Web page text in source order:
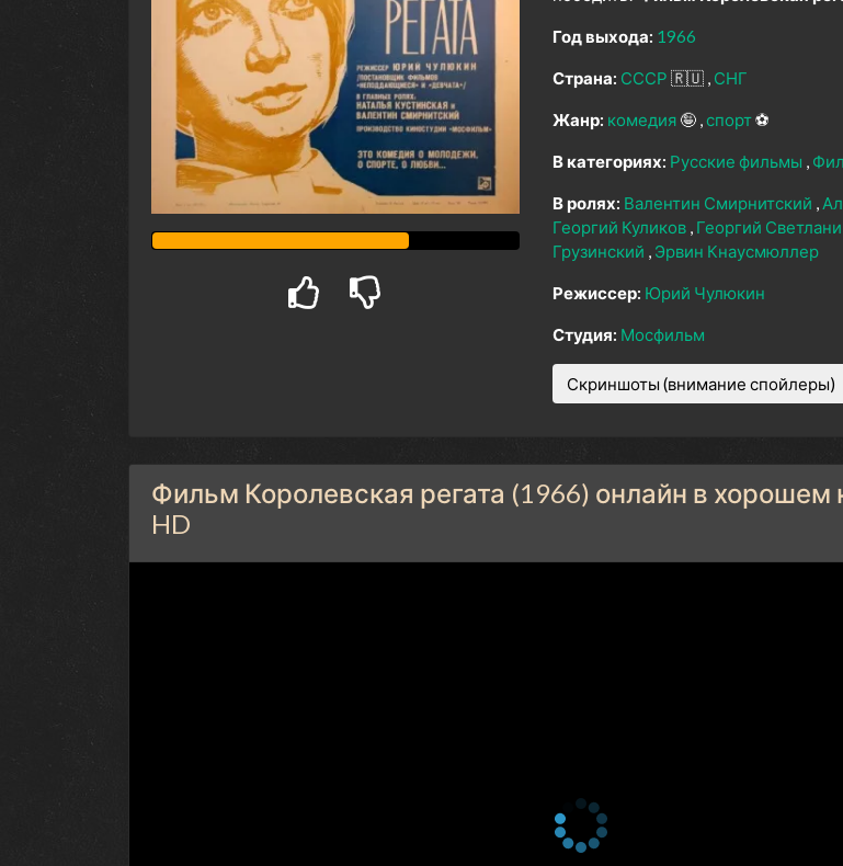
Год выхода: 1966
Страна: СССР 🇷🇺 СНГ
Жанр: комедия 🤪 спорт⚽
В категориях: Русские фильмы
В ролях: Валентин Смирнитский
Георгий Куликов Георгий Светлани
Грузинский
Эрвин Кнаусмюллер
Режиссер: Юрий Чулюкин
Студия: Мосфильм
Скриншоты (внимание спойлеры)
Фильм Королевская регата (1966) онлайн в хорошем
HD